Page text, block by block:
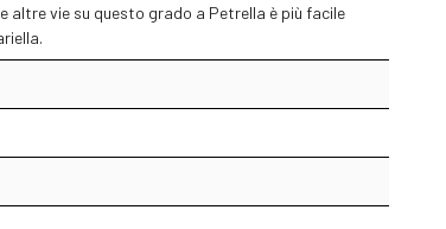
altre vie su questo grado a Petrella è più facile